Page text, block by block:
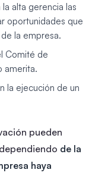
la alta gerencia las
oportunidades que
la empresa.
Comité de
amerita.
la ejecución de un
pueden
de la
haya